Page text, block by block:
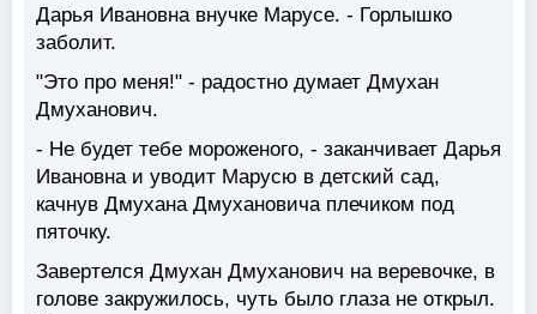
Дарья Ивановна внучке Марусе. - Горлышко
заболит.
"Это про меня!" - радостно думает Дмухан
Дмуханович.
- Не будет тебе мороженого, - заканчивает Дарья
Ивановна и уводит Марусю в детский сад,
качнув Дмухана Дмухановича плечиком под
пяточку.
Завертелся Дмухан Дмуханович на веревочке, в
голове закружилось, чуть было глаза не открыл.